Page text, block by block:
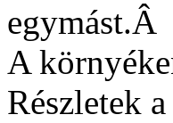
egymást.Â
A
Részletek